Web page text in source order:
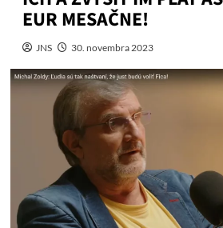
EUR MESAČNE!
JNS 30. novembra 2023